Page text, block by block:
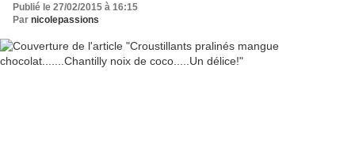
Publié le 27/02/2015 à 16:15
Par nicolepassions